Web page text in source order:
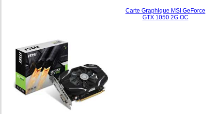
Carte Graphique MSI GeForce
GTX 1050 2G OC